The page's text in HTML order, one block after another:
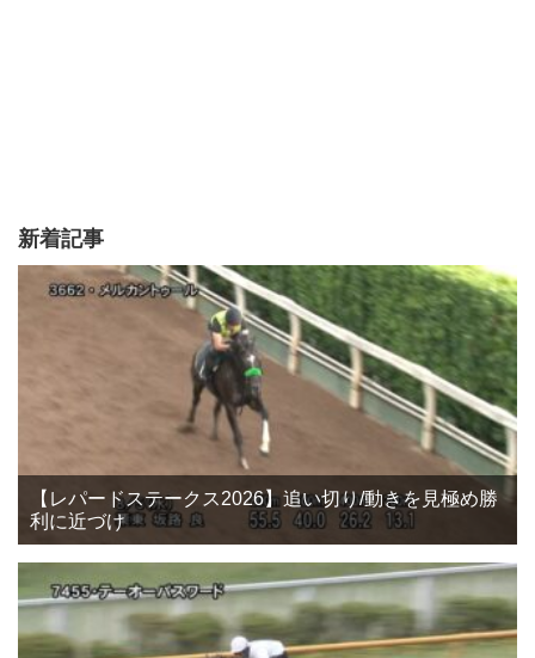
新着記事
【レパードステークス2026】追い切り/動きを見極め勝
利に近づけ